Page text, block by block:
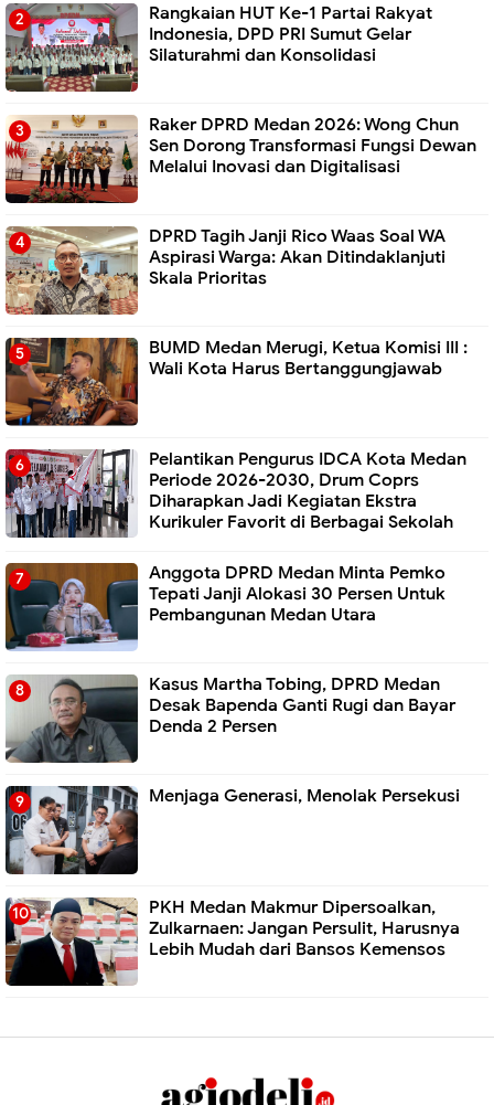
Rangkaian HUT Ke-1 Partai Rakyat
Indonesia, DPD PRI Sumut Gelar
Silaturahmi dan Konsolidasi
Raker DPRD Medan 2026: Wong Chun
Sen Dorong Transformasi Fungsi Dewan
Melalui Inovasi dan Digitalisasi
DPRD Tagih Janji Rico Waas Soal WA
Aspirasi Warga: Akan Ditindaklanjuti
Skala Prioritas
BUMD Medan Merugi, Ketua Komisi III :
Wali Kota Harus Bertanggungjawab
Pelantikan Pengurus IDCA Kota Medan
Periode 2026-2030, Drum Coprs
Diharapkan Jadi Kegiatan Ekstra
Kurikuler Favorit di Berbagai Sekolah
Anggota DPRD Medan Minta Pemko
Tepati Janji Alokasi 30 Persen Untuk
Pembangunan Medan Utara
Kasus Martha Tobing, DPRD Medan
Desak Bapenda Ganti Rugi dan Bayar
Denda 2 Persen
Menjaga Generasi, Menolak Persekusi
PKH Medan Makmur Dipersoalkan,
Zulkarnaen: Jangan Persulit, Harusnya
Lebih Mudah dari Bansos Kemensos